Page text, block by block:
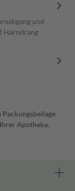
und
Harndrang
Apotheke.